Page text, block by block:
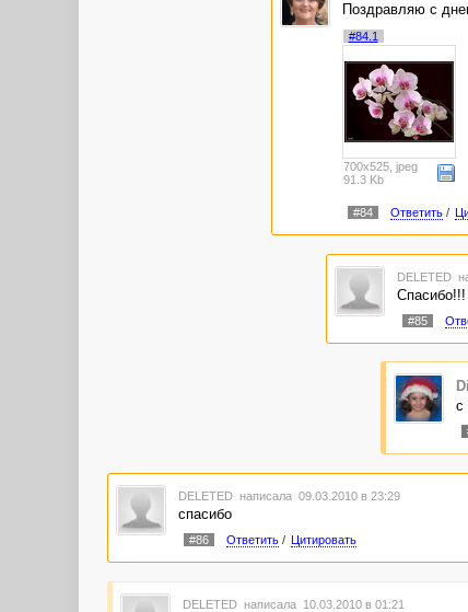
Поздравляю с
#84.1
700x525, jpeg
91.3 Kb
#84 Ответить/
DELETED
Спасибо!!!
#85
с
DELETED написала 09.03.2010 в 23:29
спасибо
#86 Ответить/ Цитировать
DELETED написала 10.03.2010 в 01:21